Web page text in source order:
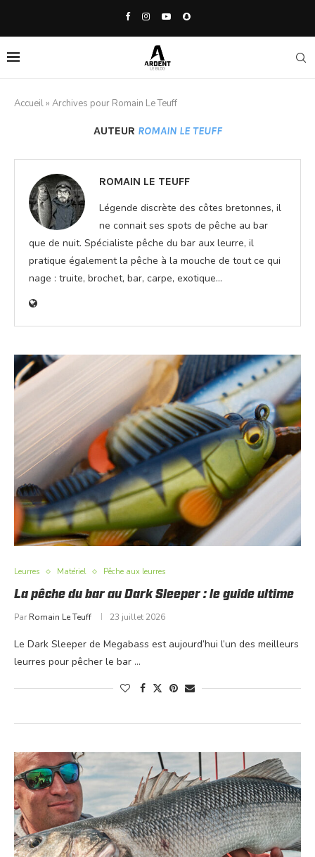
Accueil » Archives pour Romain Le Teuff
AUTEUR ROMAIN LE TEUFF
ROMAIN LE TEUFF
Légende discrète des côtes bretonnes, il
ne connait ses spots de pêche au bar
que de nuit. Spécialiste pêche du bar aux leurre, il
pratique également la pêche à la mouche de tout ce qui
nage : truite, brochet, bar, carpe, exotique...
Leurres Matériel Pêche aux leurres
La pêche du bar au Dark Sleeper : le guide ultime
Par Romain Le Teuff 23 juillet 2026
Le Dark Sleeper de Megabass est aujourd’hui l’un des meilleurs
leurres pour pêcher le bar …